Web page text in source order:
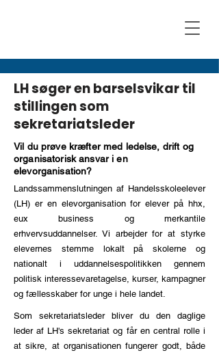
LH søger en barselsvikar til
stillingen som
sekretariatsleder
Vil du prøve kræfter med ledelse, drift og
organisatorisk ansvar i en
elevorganisation?
Landssammenslutningen af Handelsskoleelever
(LH) er en elevorganisation for elever på hhx,
eux business og merkantile
erhvervsuddannelser. Vi arbejder for at styrke
elevernes stemme lokalt på skolerne og
nationalt i uddannelsespolitikken gennem
politisk interessevaretagelse, kurser, kampagner
og fællesskaber for unge i hele landet.
Som sekretariatsleder bliver du den daglige
leder af LH's sekretariat og får en central rolle i
at sikre, at organisationen fungerer godt, både